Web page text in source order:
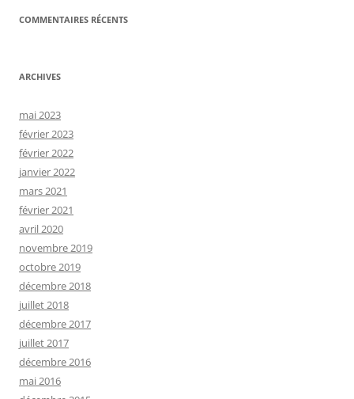
COMMENTAIRES RÉCENTS
ARCHIVES
mai 2023
février 2023
février 2022
janvier 2022
mars 2021
février 2021
avril 2020
novembre 2019
octobre 2019
décembre 2018
juillet 2018
décembre 2017
juillet 2017
décembre 2016
mai 2016